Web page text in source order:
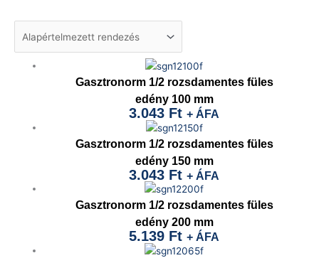
Gasztronorm 1/2 rozsdamentes füles
edény 100 mm
3.043 Ft + ÁFA
Gasztronorm 1/2 rozsdamentes füles
edény 150 mm
3.043 Ft + ÁFA
Gasztronorm 1/2 rozsdamentes füles
edény 200 mm
5.139 Ft + ÁFA